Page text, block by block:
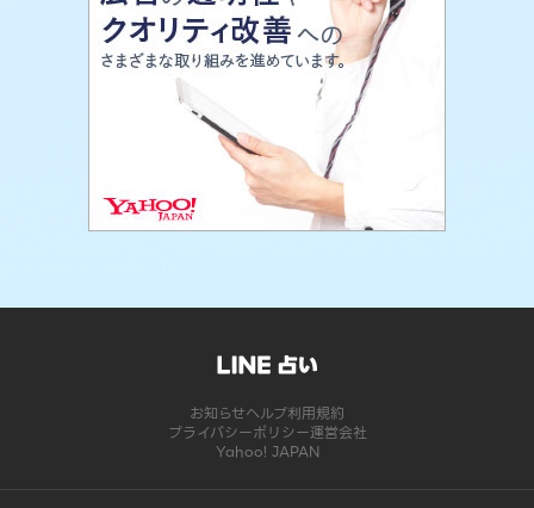
お知らせヘルプ利用規約
プライバシーポリシー運営会社
Yahoo! JAPAN